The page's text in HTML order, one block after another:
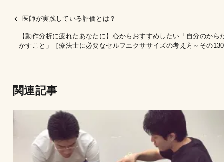
医師が実践している評価とは？
【動作分析に疲れたあなたに】心からおすすめしたい「自分のから
かすこと」［療法士に必要なセルフエクササイズの考え方～その
関連記事